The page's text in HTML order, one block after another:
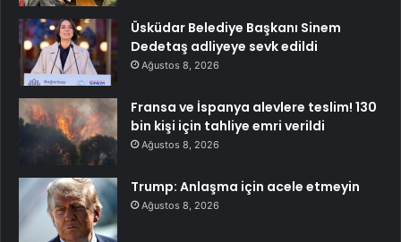
Üsküdar Belediye Başkanı Sinem
Dedetaş adliyeye sevk edildi
Ağustos 8, 2026
Fransa ve İspanya alevlere teslim! 130
bin kişi için tahliye emri verildi
Ağustos 8, 2026
Trump: Anlaşma için acele etmeyin
Ağustos 8, 2026